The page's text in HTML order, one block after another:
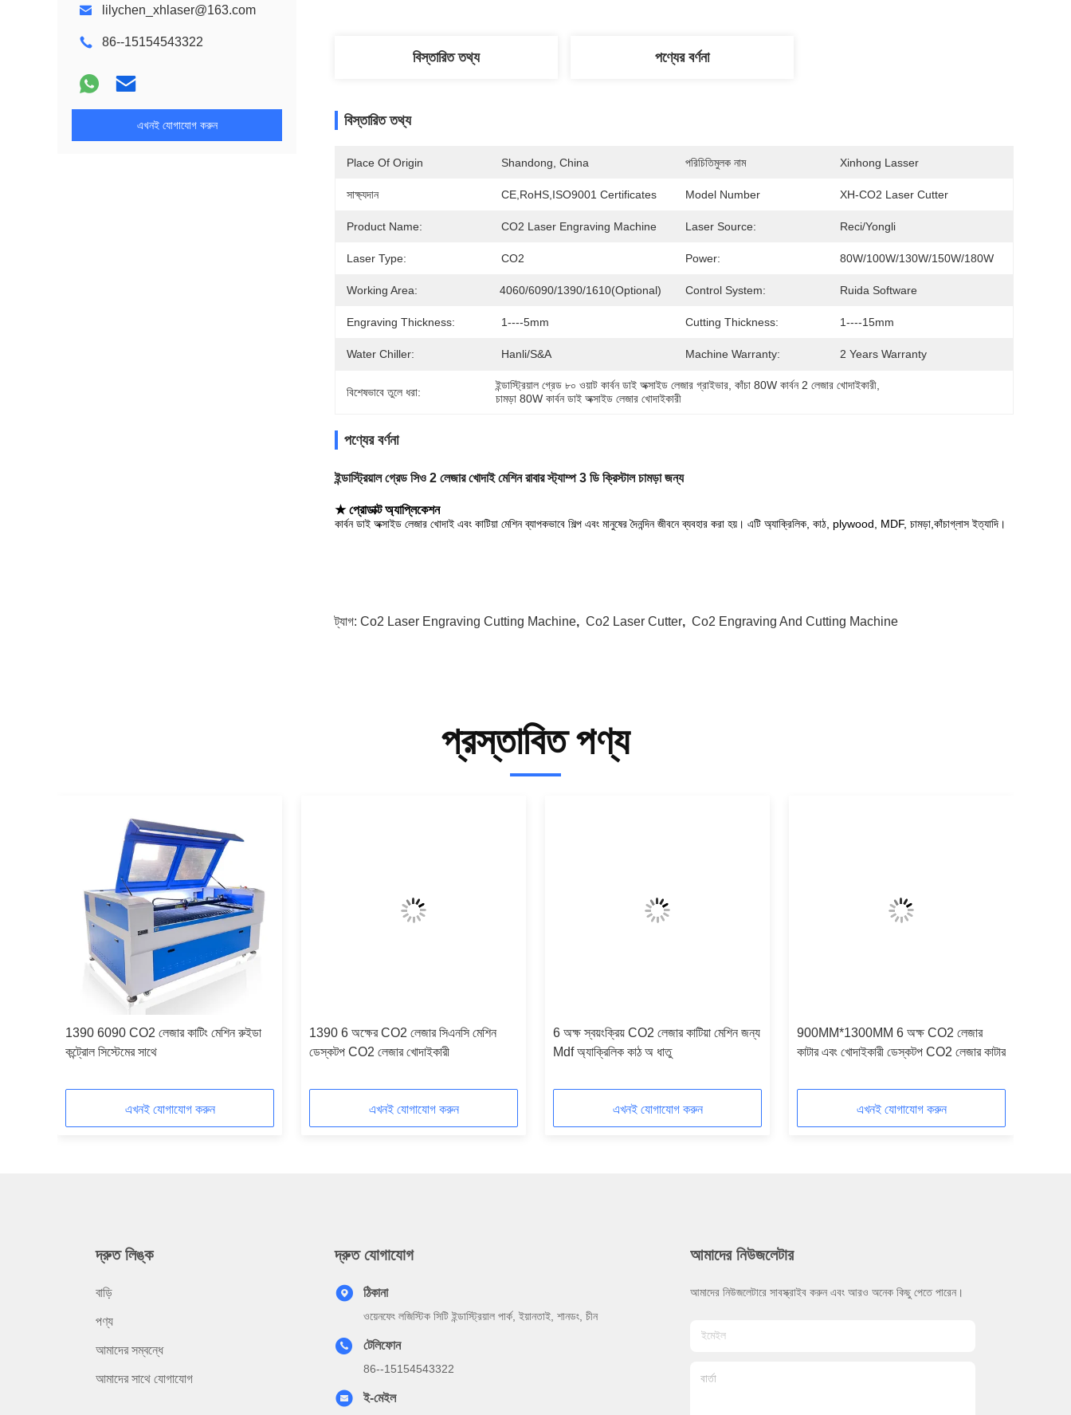
lilychen_xhlaser@163.com
86--15154543322
এখনই যোগাযোগ করুন
বিস্তারিত তথ্য পণ্যের বর্ণনা
বিস্তারিত তথ্য
Place Of Origin Shandong, China পরিচিতিমুলক নাম Xinhong Lasser
সাক্ষ্যদান CE,RoHS,ISO9001 Certificates Model Number XH-CO2 Laser Cutter
Product Name: CO2 Laser Engraving Machine Laser Source: Reci/Yongli
Laser Type: CO2 Power: 80W/100W/130W/150W/180W
Working Area: 4060/6090/1390/1610(optional) Control System: Ruida Software
Engraving Thickness: 1----5mm Cutting Thickness: 1----15mm
Water Chiller: Hanli/S&A Machine Warranty: 2 Years Warranty
বিশেষভাবে তুলে ধরা:
ইন্ডাস্ট্রিয়াল গ্রেড ৮০ ওয়াট কার্বন ডাই অক্সাইড লেজার গ্রাইভার , কাঁচা 80W কার্বন 2 লেজার খোদাইকারী
চামড়া 80W কার্বন ডাই অক্সাইড লেজার খোদাইকারী
পণ্যের বর্ণনা
ইন্ডাস্ট্রিয়াল গ্রেড সিও 2 লেজার খোদাই মেশিন রাবার স্ট্যাম্প 3 ডি ক্রিস্টাল চামড়া জন্য
★ প্রোডাক্ট অ্যাপ্লিকেশন
কার্বন ডাই অক্সাইড লেজার খোদাই এবং কাটিয়া মেশিন ব্যাপকভাবে শিল্প এবং মানুষের দৈনন্দিন জীবনে ব্যবহার করা হয়। এটি অ্যাক্রিলিক, কাঠ, plywood, MDF, চামড়া,কাঁচাগ্লাস ইত্যাদি।
ট্যাগ: Co2 Laser Engraving Cutting Machine, Co2 Laser Cutter, Co2 Engraving And Cutting Machine
প্রস্তাবিত পণ্য
1390 6090 CO2 লেজার কাটিং মেশিন রুইডা
কন্ট্রোল সিস্টেমের সাথে
এখনই যোগাযোগ করুন
1390 6 অক্ষের CO2 লেজার সিএনসি মেশিন
ডেস্কটপ CO2 লেজার খোদাইকারী
এখনই যোগাযোগ করুন
6 অক্ষ স্বয়ংক্রিয় CO2 লেজার কাটিয়া মেশিন জন্য
Mdf অ্যাক্রিলিক কাঠ অ ধাতু
এখনই যোগাযোগ করুন
900MM*1300MM 6 অক্ষ CO2 লেজার
কাটার এবং খোদাইকারী ডেস্কটপ CO2 লেজার কাটার
এখনই যোগাযোগ করুন
দ্রুত লিঙ্ক
বাড়ি
পণ্য
আমাদের সম্বন্ধে
আমাদের সাথে যোগাযোগ
দ্রুত যোগাযোগ
ঠিকানা
ওয়েনফেং লজিস্টিক সিটি ইন্ডাস্ট্রিয়াল পার্ক, ইয়ানতাই, শানডং, চীন
টেলিফোন
86--15154543322
ই-মেইল
আমাদের নিউজলেটার
আমাদের নিউজলেটারে সাবস্ক্রাইব করুন এবং আরও অনেক কিছু পেতে পারেন।